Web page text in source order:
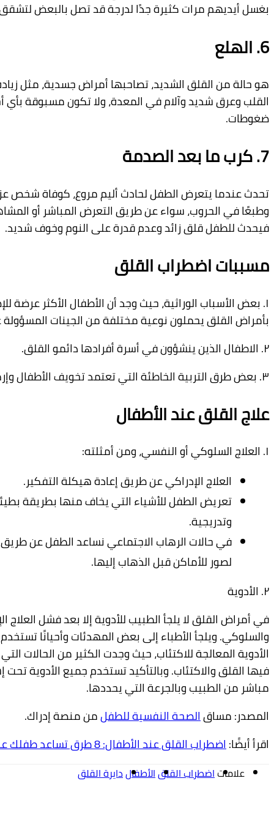
مراتكثيرةجدًالدرجةقدتصلبالبعضلتشققالجلد
القلقالشديد،تصاحبهاأمراضجسدية،مثلزيادةنبضات
شديدوآلامفيالمعدة،ولا تكونمسبوقةبأيأحداثأو
بعدالصدمة
يتعرضالطفللحادثأليممروع،كوفاة شخصعزيزأو زلزال،
سواء عنطريقالتعرضالمباشرأوالمشاهدة،
قلقزائدوعدمقدرةعلىالنوموخوف شديد.
القلق
الوراثية،حيث وجدأنالأطفالالأكثرعرضةللإصابة
يحملوننوعيةمختلفةمنالجيناتالمسؤولةعن التوتر.
ينشؤونفيأسرةأفرادها دائموالقلق.
التربيةالخاطئةالتيتعتمدتخويفالأطفالوإرهابهم.
عندالأطفال
أوالنفسي، ومنأمثلته:
الإدراكيعنطريقإعادةهيكلةالتفكير.
الطفلللأشياءالتي يخافمنها بطريقة بطيئة
الرهابالاجتماعينساعدالطفل عنطريقمشاهدته
قبل الذهابإليها.
لايلجأ الطبيبللأدويةإلابعدفشلالعلاجالإدراكي
يلجأالأطباء إلىبعضالمهدئاتوأحيانًاتستخدمبعض
للاكتئاب،حيثوجدتالكثير منالحالاتالتييتلازم
.وبالتأكيدتستخدمجميعالأدويةتحتإشراف
وبالجرعةالتييحددها.
الصحة النفسيةللطفلمنمنصةإدراك.
القلق عند الأطفال: 8 طرق تساعد طفلك على تجاوزه
اضطراب القلقالأطفالدايرة القلق